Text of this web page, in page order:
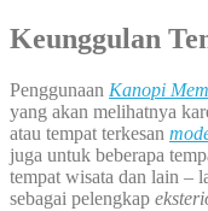
Keunggulan
Penggunaan Kanopi
yang akan melihatnya
atau tempat terkesan
juga untuk beberapa
tempat wisata dan lain –
sebagai pelengkap